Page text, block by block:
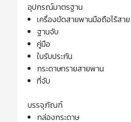
อุปกรณ์มาตรฐาน
เครื่องขัดสายพานมือถือไร้สาย
ฐานจับ
คู่มือ
ใบรับประกัน
กระดาษทรายสายพาน
ที่จับ
บรรจุภัณฑ์
กล่องกระดาษ